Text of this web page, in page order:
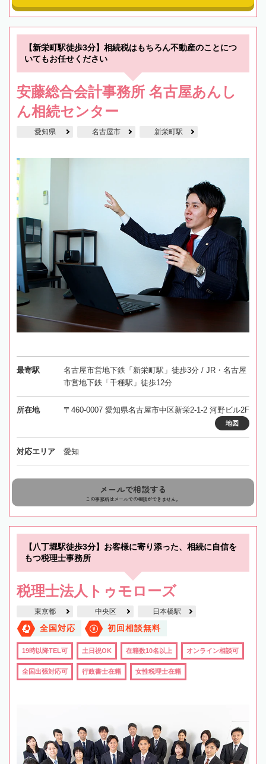
【新栄町駅徒歩3分】相続税はもちろん不動産のことにつ
いてもお任せください
安藤総合会計事務所 名古屋あんし
ん相続センター
愛知県 名古屋市 新栄町駅
最寄駅
名古屋市営地下鉄「新栄町駅」徒歩3分 / JR・名古屋
市営地下鉄「千種駅」徒歩12分
所在地 〒460-0007 愛知県名古屋市中区新栄2-1-2 河野ビル2F
地図
対応エリア 愛知
メールで相談する
この事務所はメールでの相談ができません。
【八丁堀駅徒歩3分】お客様に寄り添った、相続に自信を
もつ税理士事務所
税理士法人トゥモローズ
東京都 中央区 日本橋駅
全国対応 初回相談無料
19時以降TEL可 土日祝OK 在籍数10名以上 オンライン相談可
全国出張対応可 行政書士在籍 女性税理士在籍